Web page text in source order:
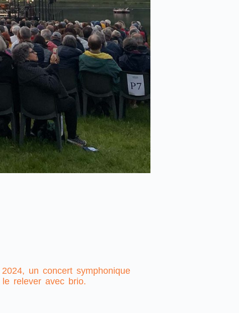
un concert symphonique
relever avec brio.